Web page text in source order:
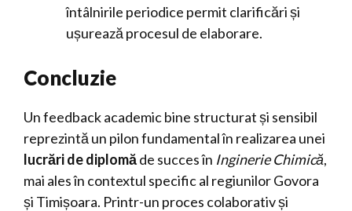
întâlnirile periodice permit clarificări și
ușurează procesul de elaborare.
Concluzie
Un feedback academic bine structurat și sensibil
reprezintă un pilon fundamental în realizarea unei
lucrări de diplomăde succes în Inginerie Chimică,
mai ales în contextul specific al regiunilor Govora
și Timișoara. Printr-un proces colaborativ și